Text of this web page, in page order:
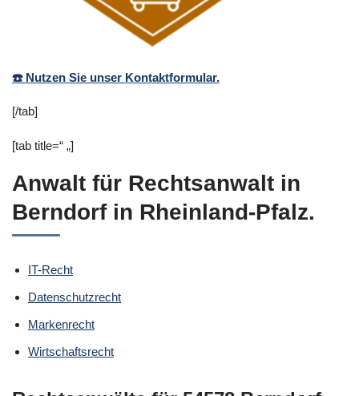
☎️ Nutzen Sie unser Kontaktformular.
[/tab]
[tab title=“ „]
Anwalt für Rechtsanwalt in
Berndorf in Rheinland-Pfalz.
IT-Recht
Datenschutzrecht
Markenrecht
Wirtschaftsrecht